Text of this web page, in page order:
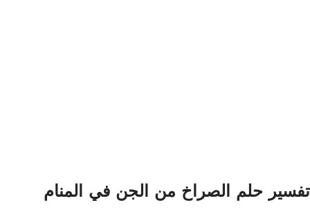
تفسير حلم الصراخ من الجن في المنام